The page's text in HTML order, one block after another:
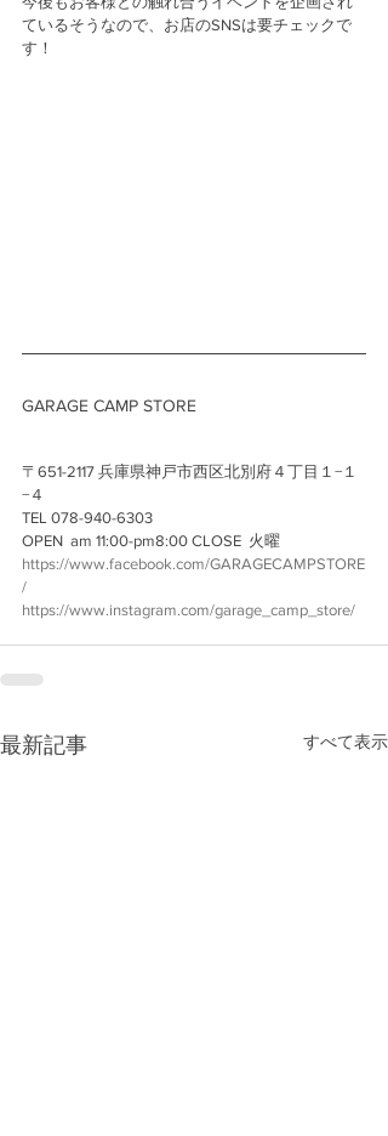
ているそうなので、お店のSNSは要チェックで
す！
GARAGE CAMP STORE
〒651-2117 兵庫県神戸市西区北別府４丁目１−１
−４
TEL 078-940-6303
OPEN  am 11:00-pm8:00 CLOSE  火曜
https://www.facebook.com/GARAGECAMPSTORE
/
https://www.instagram.com/garage_camp_store/
最新記事 すべて表示